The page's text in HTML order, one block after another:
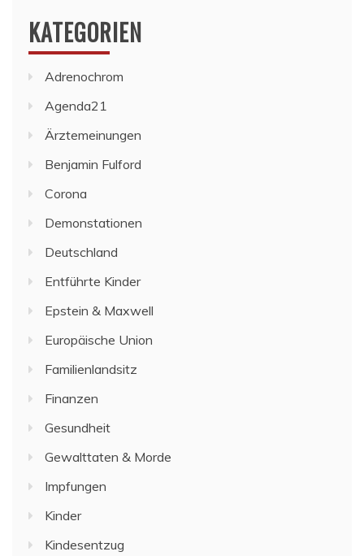
KATEGORIEN
Adrenochrom
Agenda21
Ärztemeinungen
Benjamin Fulford
Corona
Demonstationen
Deutschland
Entführte Kinder
Epstein & Maxwell
Europäische Union
Familienlandsitz
Finanzen
Gesundheit
Gewalttaten & Morde
Impfungen
Kinder
Kindesentzug